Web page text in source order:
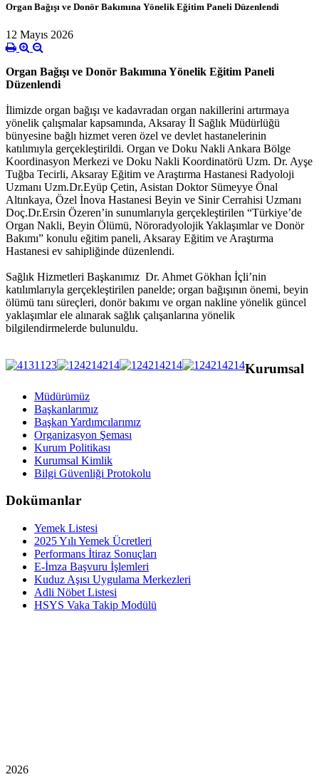
Organ Bağışı ve Donör Bakımına Yönelik Eğitim Paneli Düzenlendi
12 Mayıs 2026
Organ Bağışı ve Donör Bakımına Yönelik Eğitim Paneli
Düzenlendi
İlimizde organ bağışı ve kadavradan organ nakillerini artırmaya
yönelik çalışmalar kapsamında, Aksaray İl Sağlık Müdürlüğü
bünyesine bağlı hizmet veren özel ve devlet hastanelerinin
katılımıyla gerçekleştirildi. Organ ve Doku Nakli Ankara Bölge
Koordinasyon Merkezi ve Doku Nakli Koordinatörü Uzm. Dr. Ayşe
Tuğba Tecirli, Aksaray Eğitim ve Araştırma Hastanesi Radyoloji
Uzmanı Uzm.Dr.Eyüp Çetin, Asistan Doktor Sümeyye Önal
Altınkaya, Özel İnova Hastanesi Beyin ve Sinir Cerrahisi Uzmanı
Doç.Dr.Ersin Özeren’in sunumlarıyla gerçekleştirilen “Türkiye’de
Organ Nakli, Beyin Ölümü, Nöroradyolojik Yaklaşımlar ve Donör
Bakımı” konulu eğitim paneli, Aksaray Eğitim ve Araştırma
Hastanesi ev sahipliğinde düzenlendi.
Sağlık Hizmetleri Başkanımız Dr. Ahmet Gökhan İçli’nin
katılımlarıyla gerçekleştirilen panelde; organ bağışının önemi, beyin
ölümü tanı süreçleri, donör bakımı ve organ nakline yönelik güncel
yaklaşımlar ele alınarak sağlık çalışanlarına yönelik
bilgilendirmelerde bulunuldu.
Kurumsal
Müdürümüz
Başkanlarımız
Başkan Yardımcılarımız
Organizasyon Şeması
Kurum Politikası
Kurumsal Kimlik
Bilgi Güvenliği Protokolu
Dokümanlar
Yemek Listesi
2025 Yılı Yemek Ücretleri
Performans İtiraz Sonuçları
E-İmza Başvuru İşlemleri
Kuduz Aşısı Uygulama Merkezleri
Adli Nöbet Listesi
HSYS Vaka Takip Modülü
2026